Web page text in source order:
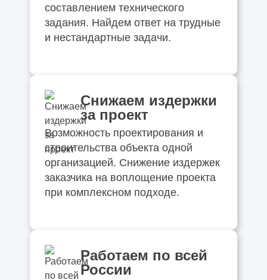
составлением технического
задания. Найдем ответ на трудные
и нестандартные задачи.
Снижаем издержки
за проект
Возможность проектирования и
строительства объекта одной
организацией. Снижение издержек
заказчика на воплощение проекта
при комплексном подходе.
Работаем по всей
России